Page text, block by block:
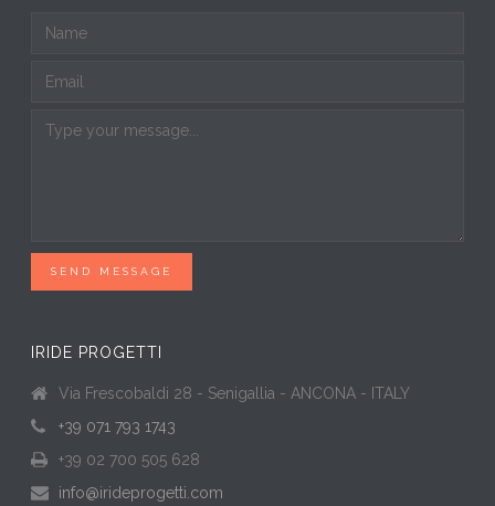
SEND MESSAGE
IRIDE PROGETTI
Via Frescobaldi 28 - Senigallia - ANCONA - ITALY
+39 071 793 1743
+39 02 700 505 628
info@irideprogetti.com